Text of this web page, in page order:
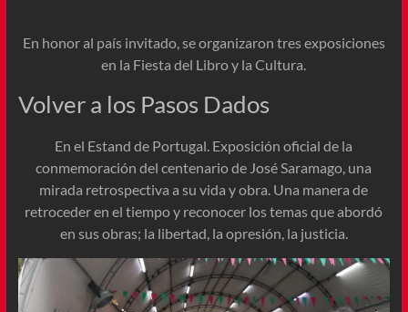
En honor al país invitado, se organizaron tres exposiciones
en la Fiesta del Libro y la Cultura.
Volver a los Pasos Dados
En el Estand de Portugal. Exposición oficial de la
conmemoración del centenario de José Saramago, una
mirada retrospectiva a su vida y obra. Una manera de
retroceder en el tiempo y reconocer los temas que abordó
en sus obras; la libertad, la opresión, la justicia.